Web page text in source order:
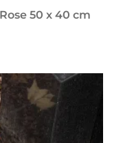
50 x 40 cm